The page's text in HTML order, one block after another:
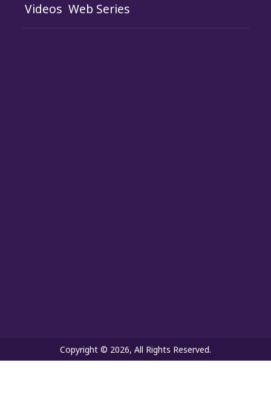
Videos Web Series
Copyright © 2026, All Rights Reserved.